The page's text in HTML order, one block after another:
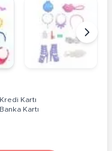
Kredi Kartı
Banka Kartı